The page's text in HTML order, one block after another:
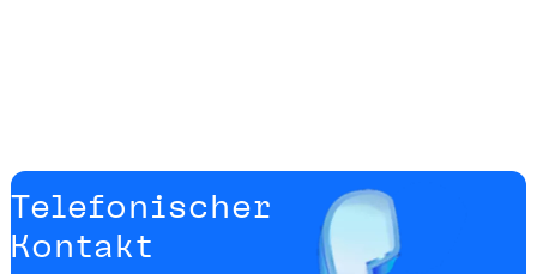
Telefonischer
Kontakt